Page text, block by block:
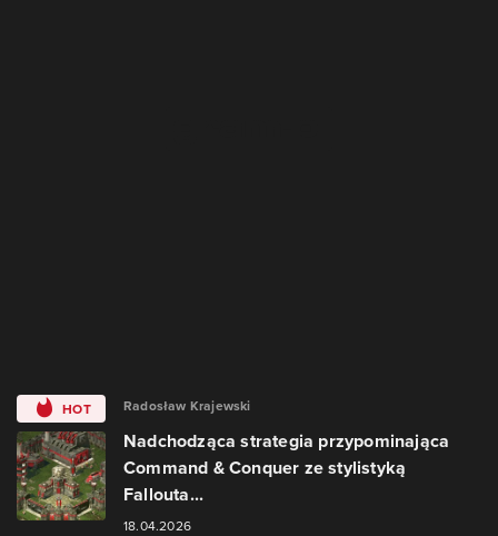
HOT Radosław Krajewski
Nadchodząca strategia przypominająca
Command & Conquer ze stylistyką
Fallouta...
18.04.2026